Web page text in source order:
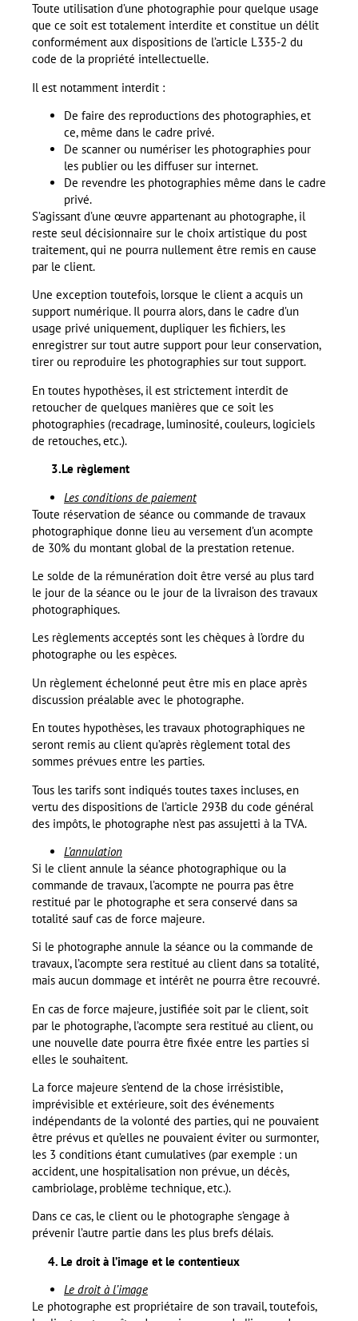
Toute utilisation d’une photographie pour quelque usage
que ce soit est totalement interdite et constitue un délit
conformément aux dispositions de l’article L335-2 du
code de la propriété intellectuelle.
Il est notamment interdit :
De faire des reproductions des photographies, et
ce, même dans le cadre privé.
De scanner ou numériser les photographies pour
les publier ou les diffuser sur internet.
De revendre les photographies même dans le cadre
privé.
S’agissant d’une œuvre appartenant au photographe, il
reste seul décisionnaire sur le choix artistique du post
traitement, qui ne pourra nullement être remis en cause
par le client.
Une exception toutefois, lorsque le client a acquis un
support numérique. Il pourra alors, dans le cadre d’un
usage privé uniquement, dupliquer les fichiers, les
enregistrer sur tout autre support pour leur conservation,
tirer ou reproduire les photographies sur tout support.
En toutes hypothèses, il est strictement interdit de
retoucher de quelques manières que ce soit les
photographies (recadrage, luminosité, couleurs, logiciels
de retouches, etc.).
3.Le règlement
Les conditions de paiement
Toute réservation de séance ou commande de travaux
photographique donne lieu au versement d’un acompte
de 30% du montant global de la prestation retenue.
Le solde de la rémunération doit être versé au plus tard
le jour de la séance ou le jour de la livraison des travaux
photographiques.
Les règlements acceptés sont les chèques à l’ordre du
photographe ou les espèces.
Un règlement échelonné peut être mis en place après
discussion préalable avec le photographe.
En toutes hypothèses, les travaux photographiques ne
seront remis au client qu’après règlement total des
sommes prévues entre les parties.
Tous les tarifs sont indiqués toutes taxes incluses, en
vertu des dispositions de l’article 293B du code général
des impôts, le photographe n’est pas assujetti à la TVA.
L’annulation
Si le client annule la séance photographique ou la
commande de travaux, l’acompte ne pourra pas être
restitué par le photographe et sera conservé dans sa
totalité sauf cas de force majeure.
Si le photographe annule la séance ou la commande de
travaux, l’acompte sera restitué au client dans sa totalité,
mais aucun dommage et intérêt ne pourra être recouvré.
En cas de force majeure, justifiée soit par le client, soit
par le photographe, l’acompte sera restitué au client, ou
une nouvelle date pourra être fixée entre les parties si
elles le souhaitent.
La force majeure s’entend de la chose irrésistible,
imprévisible et extérieure, soit des événements
indépendants de la volonté des parties, qui ne pouvaient
être prévus et qu’elles ne pouvaient éviter ou surmonter,
les 3 conditions étant cumulatives (par exemple : un
accident, une hospitalisation non prévue, un décès,
cambriolage, problème technique, etc.).
Dans ce cas, le client ou le photographe s’engage à
prévenir l’autre partie dans les plus brefs délais.
4. Le droit à l’image et le contentieux
Le droit à l’image
Le photographe est propriétaire de son travail, toutefois,